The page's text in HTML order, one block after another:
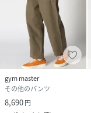
gym master
その他のパンツ
8,690円